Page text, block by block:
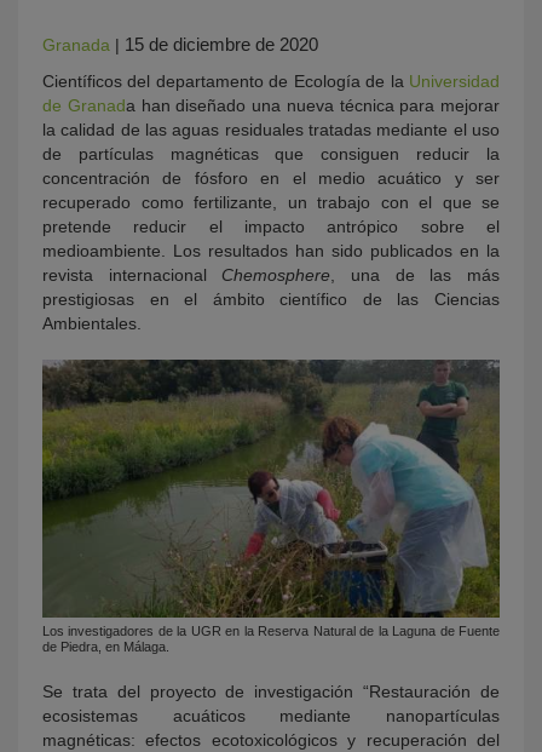
Granada | 15 de diciembre de 2020
Científicos del departamento de Ecología de la Universidad
de Granada han diseñado una nueva técnica para mejorar
la calidad de las aguas residuales tratadas mediante el uso
de partículas magnéticas que consiguen reducir la
concentración de fósforo en el medio acuático y ser
recuperado como fertilizante, un trabajo con el que se
pretende reducir el impacto antrópico sobre el
medioambiente. Los resultados han sido publicados en la
revista internacional Chemosphere , una de las más
prestigiosas en el ámbito científico de las Ciencias
Ambientales.
Los investigadores de la UGR en la Reserva Natural de la Laguna de Fuente
de Piedra, en Málaga.
Se trata del proyecto de investigación “Restauración de
ecosistemas acuáticos mediante nanopartículas
magnéticas: efectos ecotoxicológicos y recuperación del